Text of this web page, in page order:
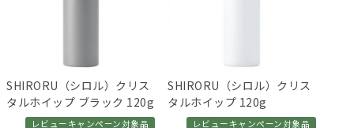
SHIRORU（シロル）クリス
タルホイップ ブラック 120g
レビューキャンペーン対象品
SHIRORU（シロル）クリス
タルホイップ 120g
レビューキャンペーン対象品